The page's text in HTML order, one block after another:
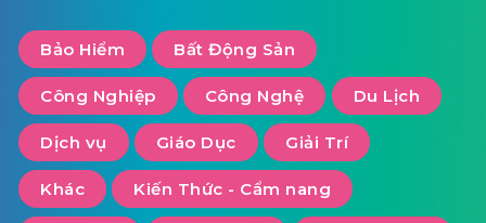
Bảo Hiểm Bất Động Sản
Công Nghiệp Công Nghệ Du Lịch
Dịch vụ Giáo Dục Giải Trí
Khác Kiến Thức - Cẩm nang